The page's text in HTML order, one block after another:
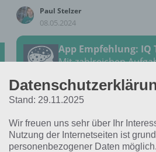
Paul Stelzer
08.05.2024
App Empfehlung: IQ
Mit zahlreichen
Märchenwelt im Mai 2024 in
die Lösung für dich:
Stand: 29.11.2025
Wir freuen uns sehr über Ihr
Nutzung der Internetseiten ist
personenbezogener Daten